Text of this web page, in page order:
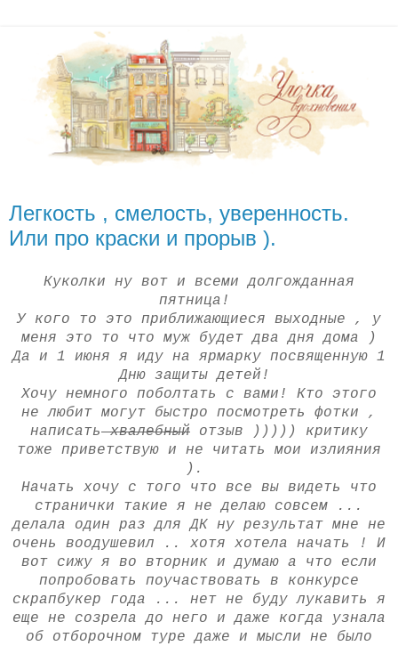
Легкость , смелость, уверенность.
Или про краски и прорыв ).
Куколки ну вот и всеми долгожданная
пятница!
У кого то это приближающиеся выходные , у
меня это то что муж будет два дня дома )
Да и 1 июня я иду на ярмарку посвященную 1
Дню защиты детей!
Хочу немного поболтать с вами! Кто этого
не любит могут быстро посмотреть фотки ,
написатьхвалебный отзыв ))))) критику
тоже приветствую и не читать мои излияния
).
Начать хочу с того что все вы видеть что
странички такие я не делаю совсем ...
делала один раз для ДК ну результат мне не
очень воодушевил .. хотя хотела начать ! И
вот сижу я во вторник и думаю а что если
попробовать поучаствовать в конкурсе
скрапбукер года ... нет не буду лукавить я
еще не созрела до него и даже когда узнала
об отборочном туре даже и мысли не было